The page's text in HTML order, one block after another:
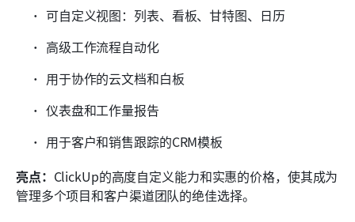
可自定义视图：列表、看板、甘特图、日历
高级工作流程自动化
用于协作的云文档和白板
仪表盘和工作量报告
用于客户和销售跟踪的CRM模板
亮点： ClickUp的高度自定义能力和实惠的价格，使其成为
管理多个项目和客户渠道团队的绝佳选择。